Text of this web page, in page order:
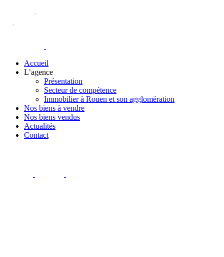
Accueil
L’agence
Présentation
Secteur de compétence
Immobilier à Rouen et son agglomération
Nos biens à vendre
Nos biens vendus
Actualités
Contact